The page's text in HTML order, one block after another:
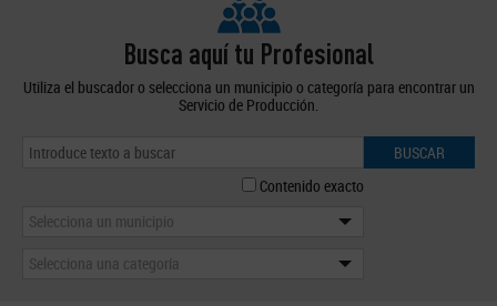
Busca aquí tu Profesional
Utiliza el buscador o selecciona un municipio o categoría para encontrar un
Servicio de Producción.
BUSCAR
Contenido exacto
Selecciona un municipio
Selecciona una categoría